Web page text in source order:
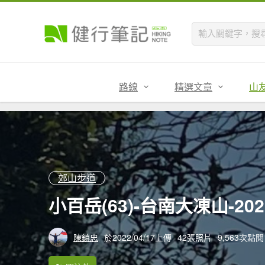
路線 精選文章 山
郊山步道
小百岳(63)-台南大凍山-
陳鎮忠 於2022/04/17上傳 42張照片 9,563次點閱